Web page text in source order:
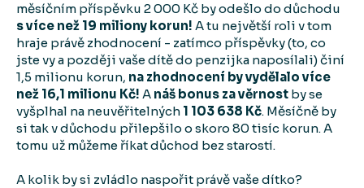
měsíčním příspěvku 2 000 Kč by odešlo do důchodu
s více než 19 miliony korun! A tu největší roli v tom
hraje právě zhodnocení - zatímco příspěvky (to, co
jste vy a později vaše dítě do penzijka naposílali) činí
1,5 milionu korun, na zhodnocení by vydělalo více
než 16,1 milionu Kč! A náš bonus za věrnost by se
vyšplhal na neuvěřitelných 1 103 638 Kč. Měsíčně by
si tak v důchodu přilepšilo o skoro 80 tisíc korun. A
tomu už můžeme říkat důchod bez starostí.
A kolik by si zvládlo naspořit právě vaše dítko?